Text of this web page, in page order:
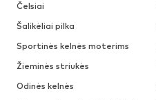
Čelsiai
Šalikėliai pilka
Sportinės kelnės moterims
Žieminės striukės
Odinės kelnės